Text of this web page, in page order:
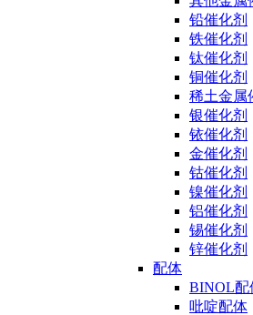
铅催化剂
铁催化剂
钛催化剂
铜催化剂
稀土金属
银催化剂
铱催化剂
金催化剂
钴催化剂
镍催化剂
铝催化剂
锡催化剂
锌催化剂
配体
BINOL配
吡啶配体